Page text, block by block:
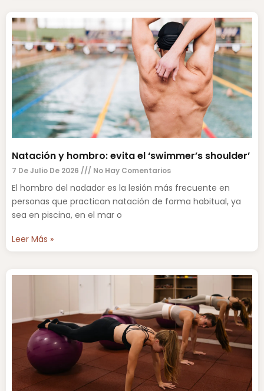
Natación y hombro: evita el ‘swimmer’s shoulder’
7 De Julio De 2026 No Hay Comentarios
El hombro del nadador es la lesión más frecuente en
personas que practican natación de forma habitual, ya
sea en piscina, en el mar o
Leer Más »